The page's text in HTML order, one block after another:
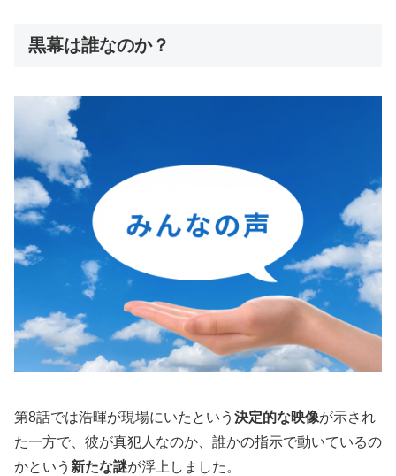
黒幕は誰なのか？
第8話では浩暉が現場にいたという 決定的な映像が示され
た一方で、彼が真犯人なのか、誰かの指示で動いているの
かという 新たな謎が浮上しました。